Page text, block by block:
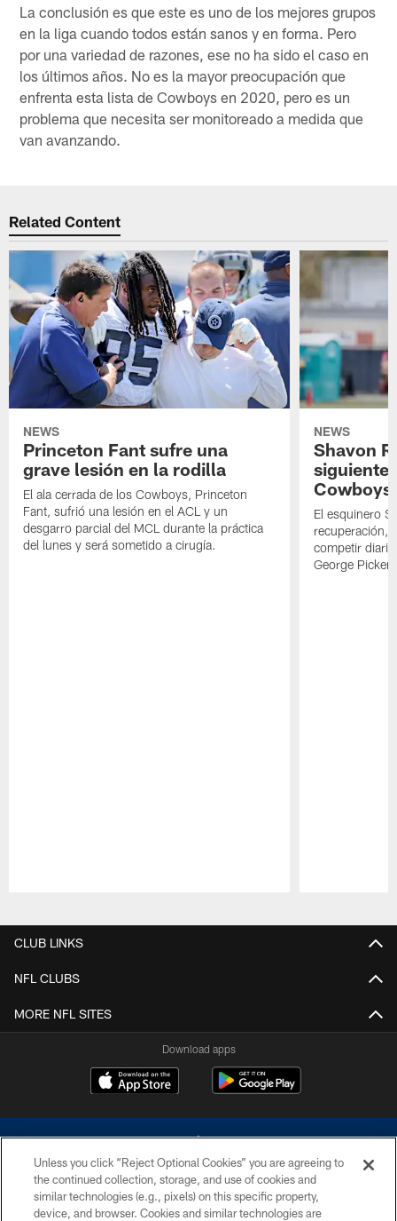
La conclusión es que este es uno de los mejores grupos
en la liga cuando todos están sanos y en forma. Pero
por una variedad de razones, ese no ha sido el caso en
los últimos años. No es la mayor preocupación que
enfrenta esta lista de Cowboys en 2020, pero es un
problema que necesita ser monitoreado a medida que
van avanzando.
Related Content
NEWS
Princeton Fant sufre una
grave lesión en la rodilla
El ala cerrada de los Cowboys, Princeton
Fant, sufrió una lesión en el ACL y un
desgarro parcial del MCL durante la práctica
del lunes y será sometido a cirugía.
NEWS
Shavon
siguiente
Cowboys
El esquinero
recuperación,
competir
George
CLUB LINKS
NFL CLUBS
MORE NFL SITES
Download apps
©2026 Dallas Cowboys. All rights reserved. Do not duplicate in any form
Unless you click “Reject Optional Cookies” you are agreeing to
the continued collection, storage, and use of cookies and
similar technologies (e.g., pixels) on this specific property,
device, and browser. Cookies and similar technologies are